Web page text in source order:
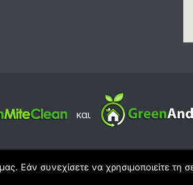
και
ιστοσελίδας | Προσαρμογή
Εάν συνεχίσετε να χρησιμοποιείτε τη